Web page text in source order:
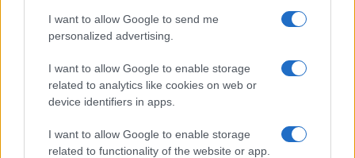
I want to allow Google to send me
personalized advertising.
I want to allow Google to enable storage
related to analytics like cookies on web or
device identifiers in apps.
I want to allow Google to enable storage
related to functionality of the website or app.
των αυστριακών προεδρικών εκλογών,
επικρατώντας επί του Νόρμπερτ Χόφερ με
αρκετή διαφορα (53,8 %, έναντι 46,2 %) κατά
του περασμένου Ιανουαρίου ορκίστηκε νέος
ομοσπονδιακός πρόεδρος της Αυστρίας για τα